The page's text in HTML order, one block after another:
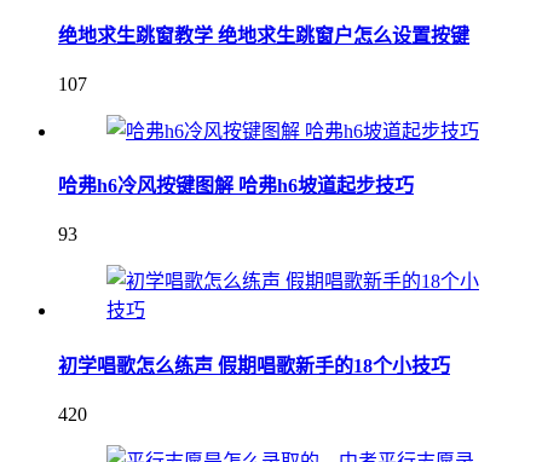
绝地求生跳窗教学 绝地求生跳窗户怎么设置按键
107
哈弗h6冷风按键图解 哈弗h6坡道起步技巧
93
初学唱歌怎么练声 假期唱歌新手的18个小技巧
420